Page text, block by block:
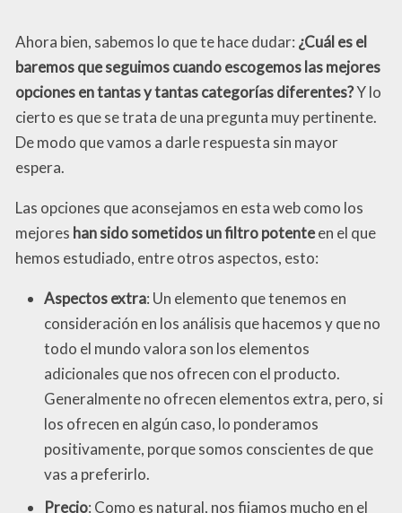
Ahora bien, sabemos lo que te hace dudar: ¿Cuál es el
baremos que seguimos cuando escogemos las mejores
opciones en tantas y tantas categorías diferentes?Y lo
cierto es que se trata de una pregunta muy pertinente.
De modo que vamos a darle respuesta sin mayor
espera.
Las opciones que aconsejamos en esta web como los
mejores han sido sometidos un filtro potenteen el que
hemos estudiado, entre otros aspectos, esto:
Aspectos extra: Un elemento que tenemos en
consideración en los análisis que hacemos y que no
todo el mundo valora son los elementos
adicionales que nos ofrecen con el producto.
Generalmente no ofrecen elementos extra, pero, si
los ofrecen en algún caso, lo ponderamos
positivamente, porque somos conscientes de que
vas a preferirlo.
Precio: Como es natural, nos fijamos mucho en el